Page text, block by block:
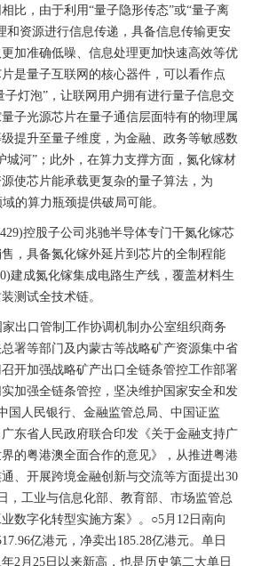
比，由于利用“量子隐形传态”或“量子离
和资源进行信息传递，具备信息传输更安
加准确低噪、信息处理更加快速高效等优
是量子互联网的核心器件，可以看作点
子灯泡”，让联网用户拥有进行量子信息交
子光源芯片在量子通信层面特有的物理属
提升至量子维度，为金融、政务等敏感数
城河”；此外，在算力支撑方面，氮化镓材
使芯片能承载更复杂的量子算法，为
的算力瓶颈提供破局可能。
控股子公司兆驰半导体专门干氮化镓芯
，具备氮化镓外延片到芯片的全制程能
建成氮化镓集成电路生产线，覆盖材料生
测试全技术链。
口管制工作协调机制办公室组织商务
署等部门及内蒙古等战略矿产资源集中省
开加强战略矿产出口全链条管控工作部署
加强全链条管控，坚决维护国家安全和发
国人民银行、金融监管总局、中国证监
东省人民政府联合印发《关于金融支持广
的粤港澳全面合作的意见》，从推进粤港
、开展跨境金融创新与交流等方面提出30
，工业与信息化部、教育部、市场监管总
数字化转型实施方案》。○5月12日南向
亿港元，净卖出185.28亿港元。单日
2月25日以来新高，也是历史第二大单日